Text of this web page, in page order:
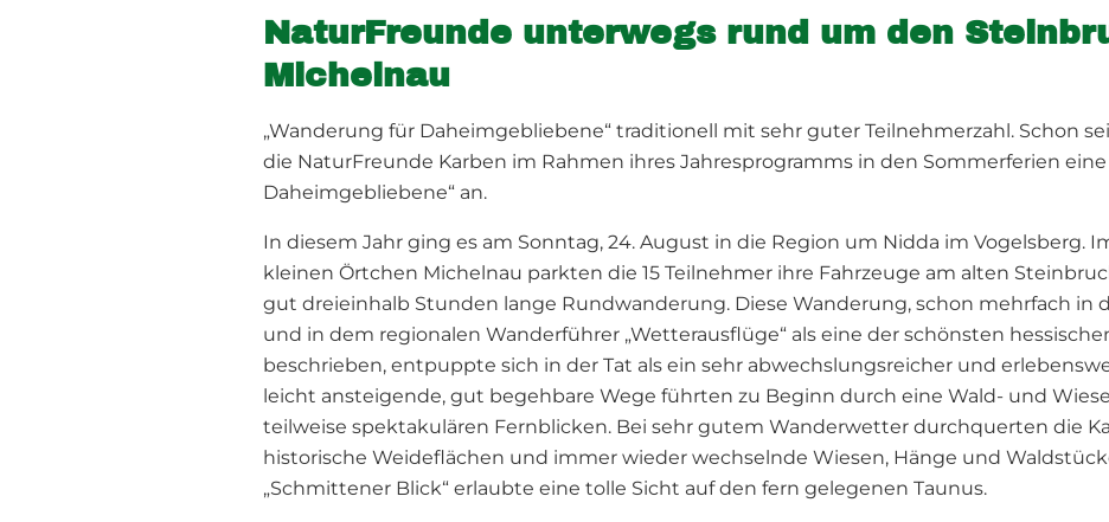
NaturFreunde unterwegs rund um den
Michelnau
„Wanderung für Daheimgebliebene“ traditionell mit sehr guter Teilnehmerzahl. Schon
die NaturFreunde Karben im Rahmen ihres Jahresprogramms in den Sommerferien
Daheimgebliebene“ an.
In diesem Jahr ging es am Sonntag, 24. August in die Region um Nidda im Vogelsberg.
kleinen Örtchen Michelnau parkten die 15 Teilnehmer ihre Fahrzeuge am alten
gut dreieinhalb Stunden lange Rundwanderung. Diese Wanderung, schon mehrfach in
und in dem regionalen Wanderführer „Wetterausflüge“ als eine der schönsten
beschrieben, entpuppte sich in der Tat als ein sehr abwechslungsreicher und
leicht ansteigende, gut begehbare Wege führten zu Beginn durch eine Wald- und
teilweise spektakulären Fernblicken. Bei sehr gutem Wanderwetter durchquerten die
historische Weideflächen und immer wieder wechselnde Wiesen, Hänge und
„Schmittener Blick“ erlaubte eine tolle Sicht auf den fern gelegenen Taunus.